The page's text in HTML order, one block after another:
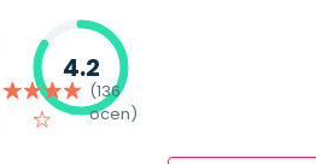
4.2
(136
ocen)